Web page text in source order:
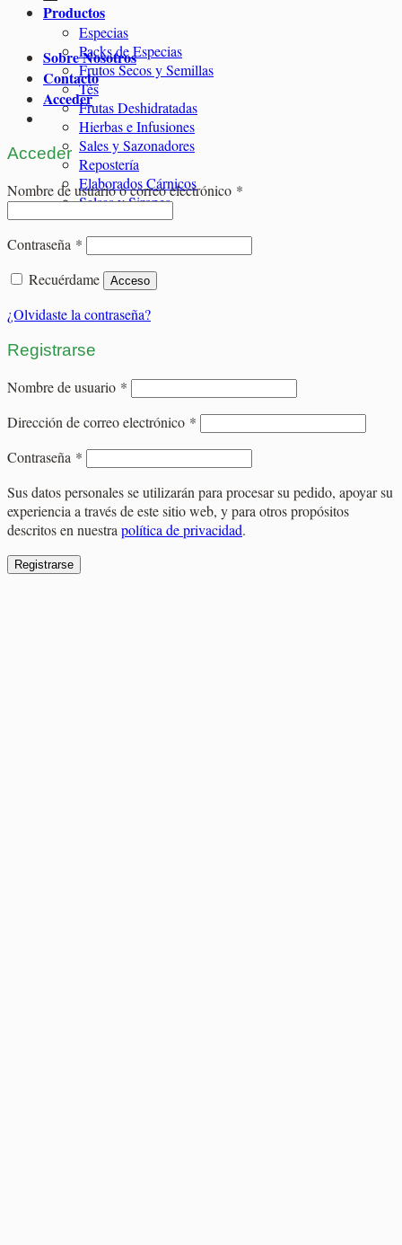
Productos
Especias
Packs de Especias
Frutos Secos y Semillas
Tés
Frutas Deshidratadas
Hierbas e Infusiones
Sales y Sazonadores
Repostería
Elaborados Cárnicos
Salsas y Siropes
Sobre Nosotros
Contacto
Acceder
Acceder
Nombre de usuario o correo electrónico *
Contraseña * Obligatorio
Recuérdame
Acceso
¿Olvidaste la contraseña?
Registrarse
Nombre de usuario * Obligatorio
Dirección de correo electrónico * Obligatorio
Contraseña * Obligatorio
Sus datos personales se utilizarán para procesar su pedido, apoyar su
experiencia a través de este sitio web, y para otros propósitos
descritos en nuestra política de privacidad.
Registrarse